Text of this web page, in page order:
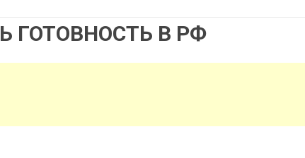
ГОТОВНОСТЬ В РФ